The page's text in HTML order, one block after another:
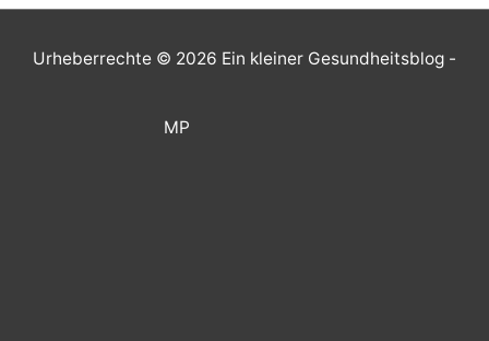
Urheberrechte © 2026 Ein kleiner Gesundheitsblog -
MP